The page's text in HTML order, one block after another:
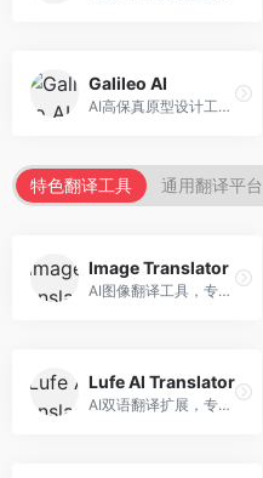
Galileo AI
AI高保真原型设计工具，专注于UI界面生成。面向设计师和产品团队，提供界面生成、交互设计、设计优化等服务，界面质量高。
特色翻译工具 通用翻译平台
Image Translator
AI图像翻译工具，专注于图片文字翻译。面向设计师和电商从业者，提供图片文字识别、翻译、替换等服务，图像翻译效果好。
Lufe AI Translator
AI双语翻译扩展，专注于浏览器翻译场景。面向外语内容阅读者，提供网页双语翻译、划词翻译等服务，浏览器集成便捷。